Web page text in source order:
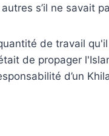
s’il ne savait
de travail
de propager
d’un